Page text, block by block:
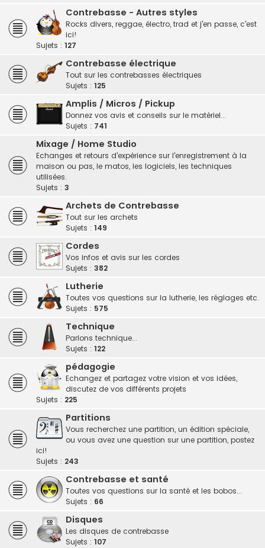
Contrebasse - Autres styles
Rocks divers, reggae, électro, trad et j'en passe, c'est
ici!
Sujets : 127
Contrebasse électrique
Tout sur les contrebasses électriques
Sujets : 125
Amplis / Micros / Pickup
Donnez vos avis et conseils sur le matériel...
Sujets : 741
Mixage / Home Studio
Echanges et retours d'expérience sur l'enregistrement à la
maison ou pas, le matos, les logiciels, les techniques
utilisées.
Sujets : 3
Archets de Contrebasse
Tout sur les archets
Sujets : 149
Cordes
Vos infos et avis sur les cordes
Sujets : 382
Lutherie
Toutes vos questions sur la lutherie, les réglages etc.
Sujets : 575
Technique
Parlons technique...
Sujets : 122
pédagogie
Echangez et partagez votre vision et vos idées,
discutez de vos différents projets
Sujets : 225
Partitions
Vous recherchez une partition, un édition spéciale,
ou vous avez une question sur une partition, postez
ici!
Sujets : 243
Contrebasse et santé
Toutes vos questions sur la santé et les bobos...
Sujets : 66
Disques
Les disques de contrebasse
Sujets : 107